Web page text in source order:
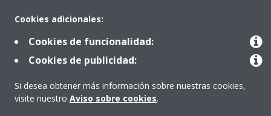
Contactar con Daikin
Cookies adicionales:
Cookies de funcionalidad:
Cookies de publicidad:
Si desea obtener más información sobre nuestras cookies,
visite nuestro Aviso sobre cookies.